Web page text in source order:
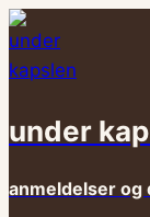
Fortsæt
til
indhold
under
anmeldelser og